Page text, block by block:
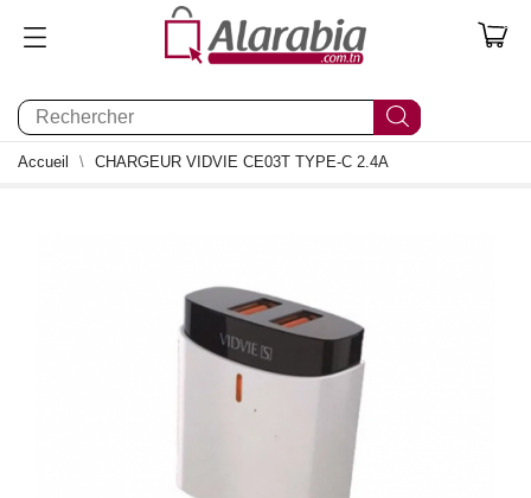
0
Accueil CHARGEUR VIDVIE CE03T TYPE-C 2.4A